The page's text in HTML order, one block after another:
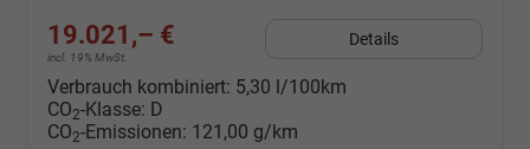
19.021,– €
incl. 19% MwSt.
Details
Verbrauch kombiniert: 5,30 l/100km
CO2-Klasse: D
CO2-Emissionen: 121,00 g/km